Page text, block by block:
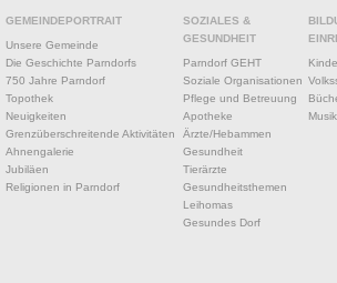
GEMEINDEPORTRAIT
Unsere Gemeinde
Die Geschichte Parndorfs
750 Jahre Parndorf
Topothek
Neuigkeiten
Grenzüberschreitende Aktivitäten
Ahnengalerie
Jubiläen
Religionen in Parndorf
SOZIALES &
GESUNDHEIT
Parndorf GEHT
Soziale Organisationen
Pflege und Betreuung
Apotheke
Ärzte/Hebammen
Gesundheit
Tierärzte
Gesundheitsthemen
Leihomas
Gesundes Dorf